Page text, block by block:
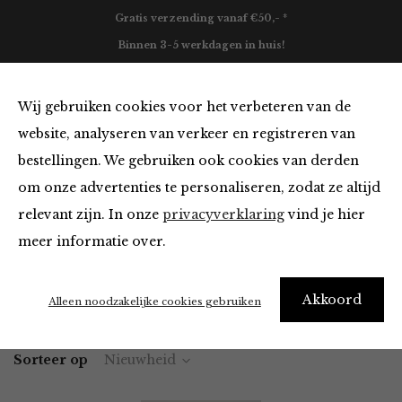
Wij gebruiken cookies voor het verbeteren van de
website, analyseren van verkeer en registreren van
bestellingen. We gebruiken ook cookies van derden
om onze advertenties te personaliseren, zodat ze altijd
relevant zijn. In onze privacyverklaringvind je hier
meer informatie over.
Akkoord
Alleen noodzakelijke cookies gebruiken
Gratis verzending vanaf €50,- *
Binnen 3-5 werkdagen in huis!
Jeans in het navy
Home Winkel Kleding Jeans
Sorteer op Nieuwheid